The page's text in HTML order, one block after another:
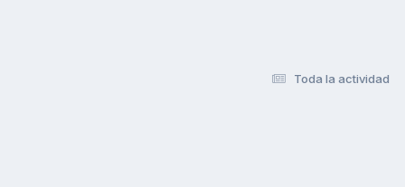
Toda la actividad